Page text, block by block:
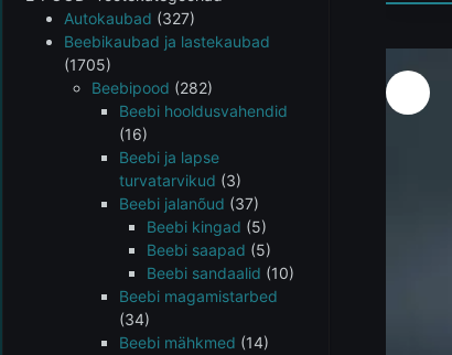
Autokaubad (327)
Beebikaubad ja lastekaubad
(1705)
Beebipood (282)
Beebi hooldusvahendid
(16)
Beebi ja lapse
turvatarvikud (3)
Beebi jalanõud (37)
Beebi kingad (5)
Beebi saapad (5)
Beebi sandaalid (10)
Beebi magamistarbed
(34)
Beebi mähkmed (14)